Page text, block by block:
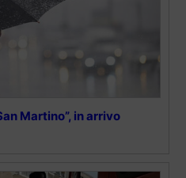
Martino”, in arrivo